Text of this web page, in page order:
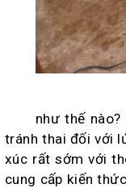
như thế
tránh thai đối với
xúc rất sớm với
cung cấp kiến